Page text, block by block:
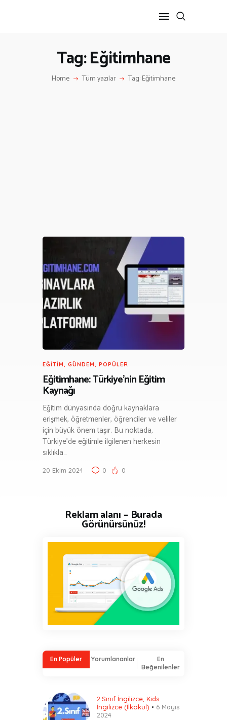
Tag: Eğitimhane
Home Tüm yazılar Tag: Eğitimhane
ANA SAYFA
HAKKIMIZDA
EĞITIM, GÜNDEM, POPÜLER
Eğitimhane: Türkiye’nin Eğitim
Kaynağı
Eğitim dünyasında doğru kaynaklara
erişmek, öğretmenler, öğrenciler ve veliler
için büyük önem taşır. Bu noktada,
Türkiye’de eğitimle ilgilenen herkesin
sıklıkla…
20 Ekim 2024 0 0
Reklam alanı – Burada
Görünürsünüz!
En Popüler Yorumlananlar
En
Beğenilenler
2.Sınıf İngilizce Kids
İngilizce (İlkokul)
6 Mayıs
2024